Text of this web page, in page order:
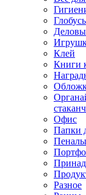
Клей
Книги
Офис
Папки
Пеналы
Разное